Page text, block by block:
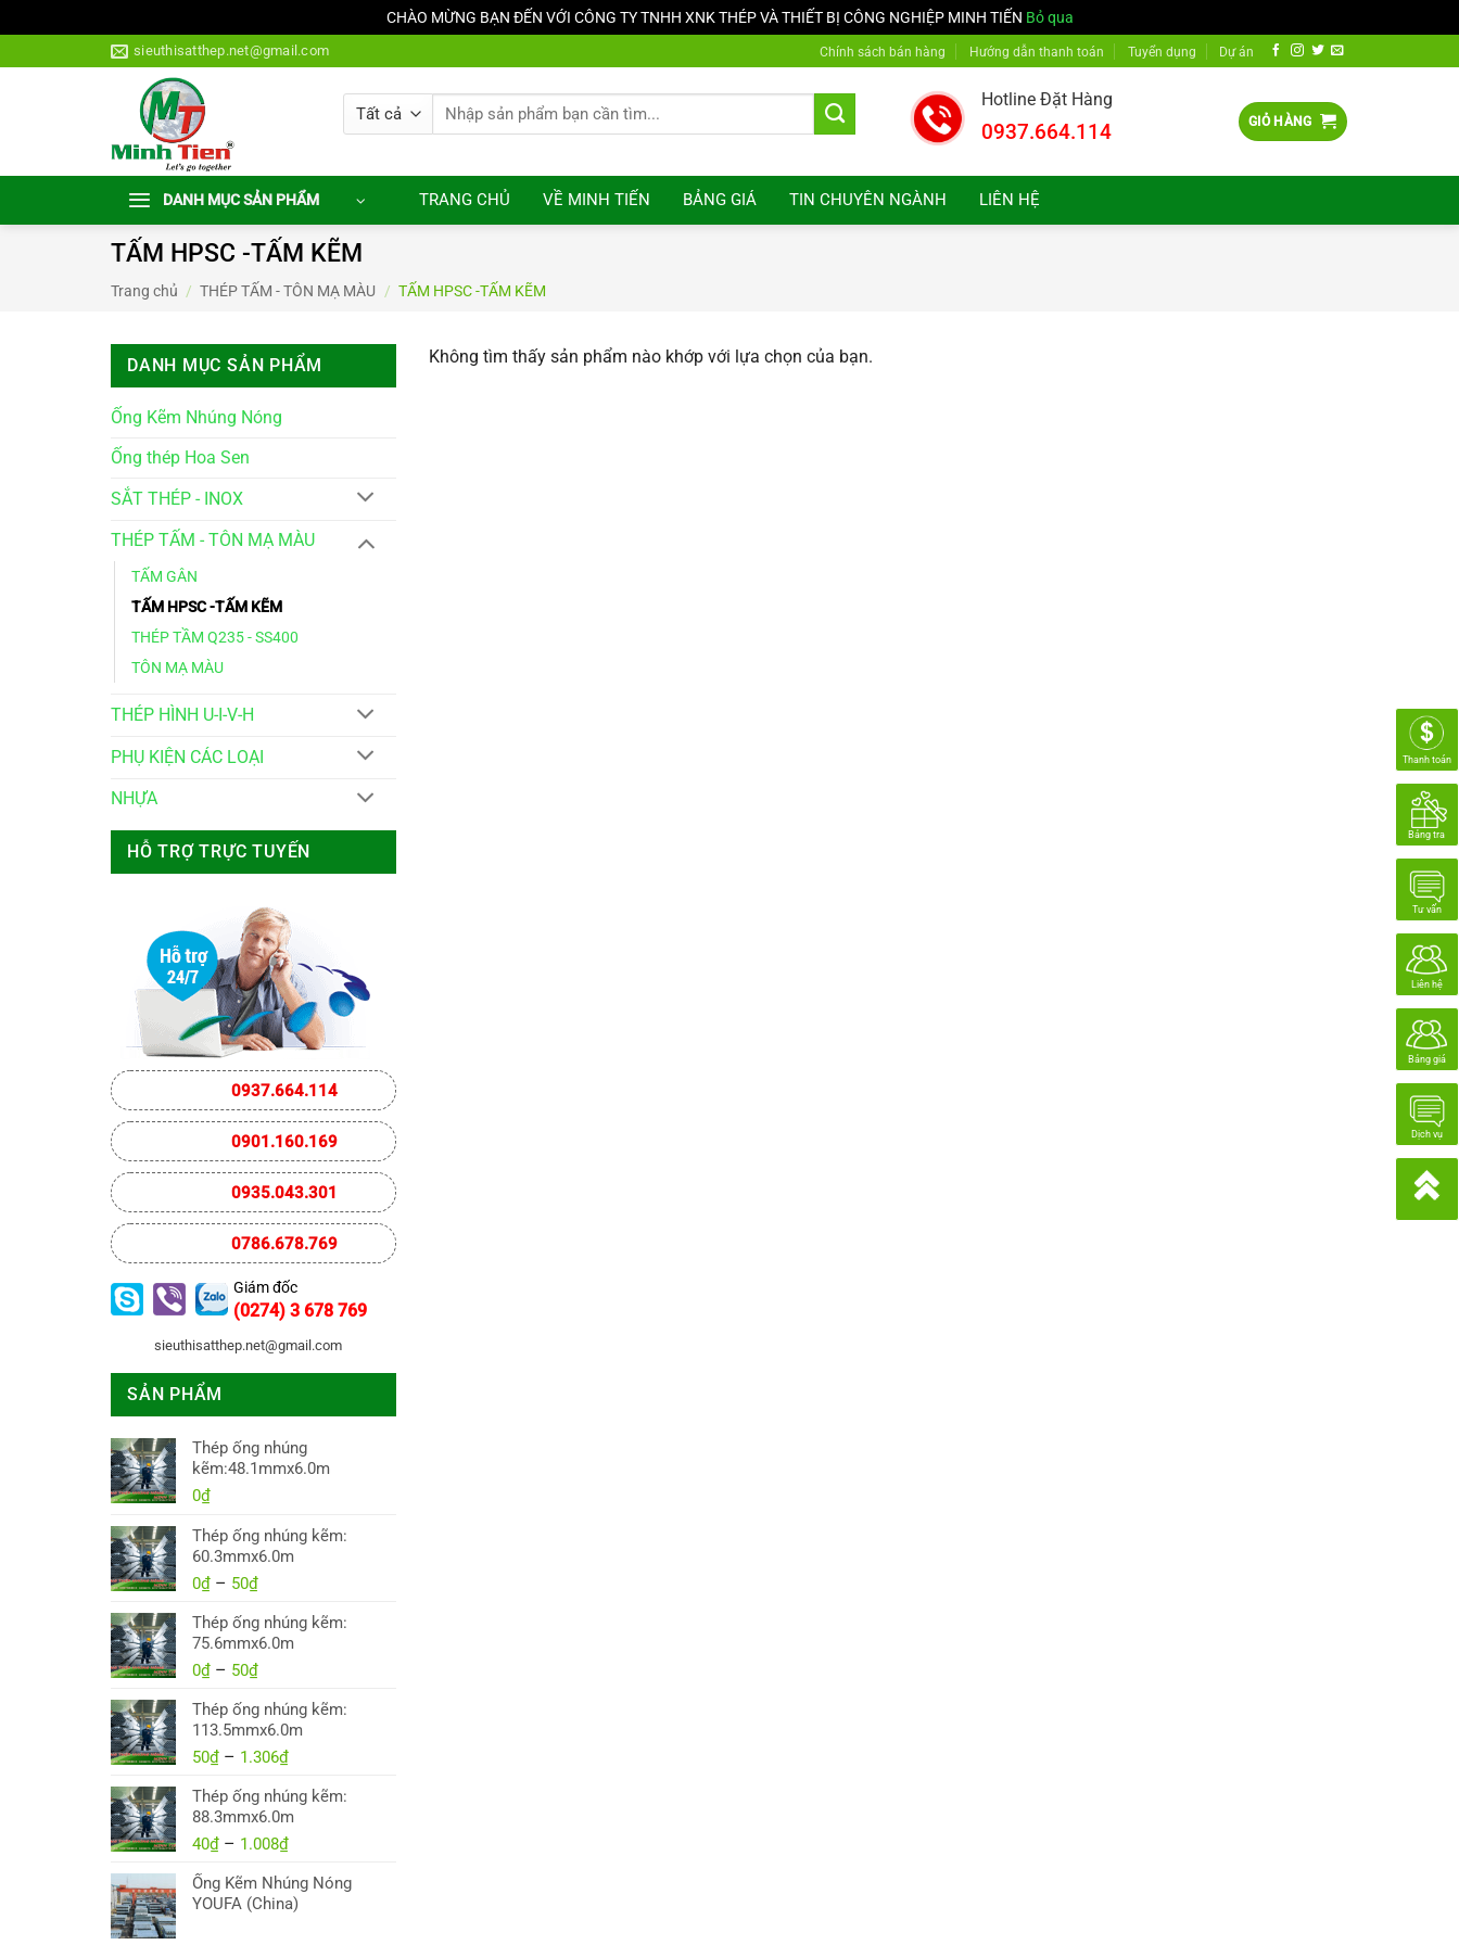
CHÀO MỪNG BẠN ĐẾN VỚI CÔNG TY TNHH XNK THÉP VÀ THIẾT BỊ CÔNG NGHIỆP MINH TIẾN Bỏ qua
qua
sieuthisatthep.net@gmail.com Chính sách bán hàng Hướng dẫn thanh toán Tuyển dụng Dự án
Tìm
Hotline Đặt Hàng
0937.664.114 GIỎ HÀNG
DANH MỤC SẢN PHẨM TRANG CHỦ VỀ MINH TIẾN BẢNG GIÁ TIN CHUYÊN NGÀNH LIÊN HỆ
TẤM HPSC -TẤM KẼM
Trang chủ / THÉP TẤM - TÔN MẠ MÀU / TẤM HPSC -TẤM KẼM
DANH MỤC SẢN PHẨM
Ống Kẽm Nhúng Nóng
Ống thép Hoa Sen
SẮT THÉP - INOX
THÉP TẤM - TÔN MẠ MÀU
TẤM GÂN
TẤM HPSC -TẤM KẼM
THÉP TẦM Q235 - SS400
TÔN MẠ MÀU
THÉP HÌNH U-I-V-H
PHỤ KIỆN CÁC LOẠI
NHỰA
HỖ TRỢ TRỰC TUYẾN
0937.664.114
0901.160.169
0935.043.301
0786.678.769
Giám đốc
(0274) 3 678 769
sieuthisatthep.net@gmail.com
SẢN PHẨM
Thép ống nhúng
kẽm:48.1mmx6.0m
0₫
Thép ống nhúng kẽm:
60.3mmx6.0m
0₫ – 50₫
từ
0₫
Thép ống nhúng kẽm:
75.6mmx6.0m
0₫ – 50₫
từ
0₫
đến
Thép ống nhúng kẽm:
113.5mmx6.0m
50₫ – 1.306₫
từ
50₫
Thép ống nhúng kẽm:
88.3mmx6.0m
40₫ – 1.008₫
từ
40₫
Ống Kẽm Nhúng Nóng
YOUFA (China)
Không tìm thấy sản phẩm nào khớp với lựa chọn của bạn.
Thanh toán
Bảng tra
Tư vấn
Liên hệ
Bảng giá
Dịch vụ